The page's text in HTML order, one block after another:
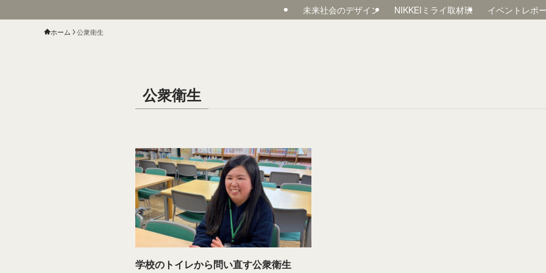
未来社会のデザイン NIKKEIミライ取材班 イベントレポ
ホーム 公衆衛生
公衆衛生
学校のトイレから問い直す公衆衛生